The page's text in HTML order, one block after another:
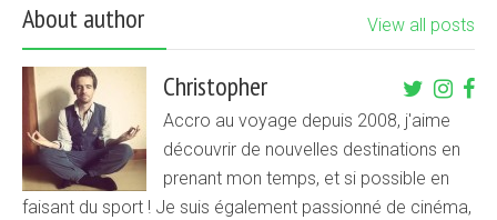
About author View all posts
Christopher
Accro au voyage depuis 2008, j'aime
découvrir de nouvelles destinations en
prenant mon temps, et si possible en
faisant du sport ! Je suis également passionné de cinéma,